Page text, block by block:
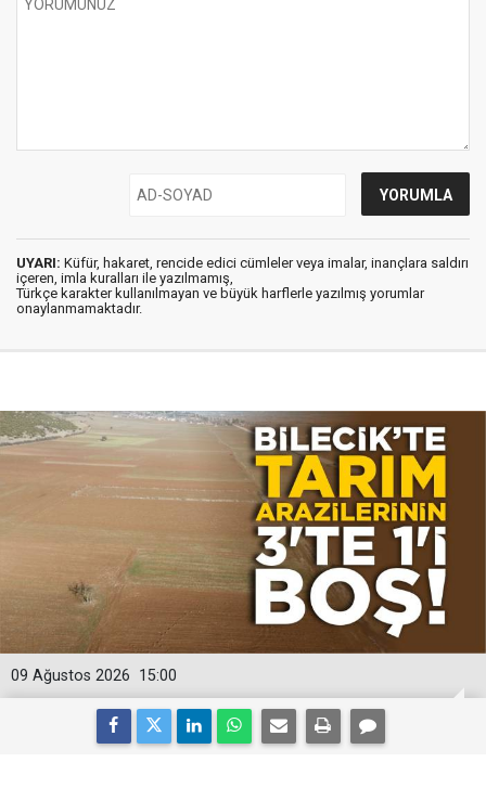
UYARI: Küfür, hakaret, rencide edici cümleler veya imalar, inançlara saldırı
içeren, imla kuralları ile yazılmamış,
Türkçe karakter kullanılmayan ve büyük harflerle yazılmış yorumlar
onaylanmamaktadır.
15:00
09 Ağustos 2026